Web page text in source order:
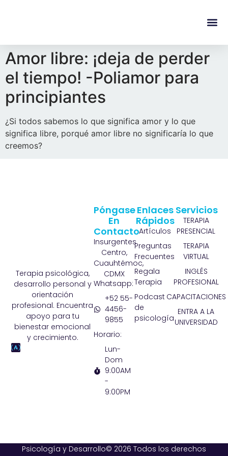
Amor libre: ¡deja de perder
el tiempo! -Poliamor para
principiantes
¿Si todos sabemos lo que significa amor y lo que
significa libre, porqué amor libre no significaría lo que
creemos?
Terapia psicológica,
desarrollo personal y
orientación
profesional. Encuentra
apoyo para tu
bienestar emocional
y crecimiento.
Servicios
TERAPIA
PRESENCIAL
TERAPIA
VIRTUAL
INGLÉS
PROFESIONAL
CAPACITACIONES
ENTRA A LA
UNIVERSIDAD
Enlaces
Rápidos
Artículos
Preguntas
Frecuentes
Regala
Terapia
Podcast
de
psicología
Póngase
En
Contacto
Insurgentes
Centro,
Cuauhtémoc,
CDMX
Whatsapp:
+52 55-
4456-
9855
Horario:
Lun-
Dom
9:00AM
-
9:00PM
Psicología y Desarrollo© 2026 Todos los derechos